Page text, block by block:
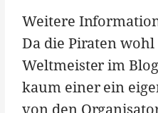
Weitere
Da die Piraten
Weltmeister im
kaum einer ein